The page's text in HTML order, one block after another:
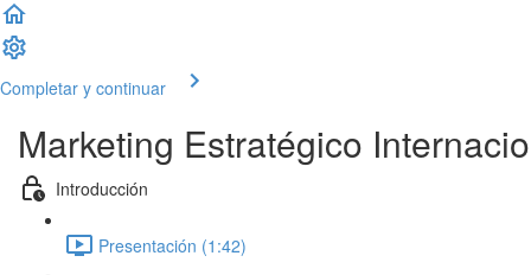
Completar y continuar
Marketing Estratégico
Introducción
Presentación (1:42)